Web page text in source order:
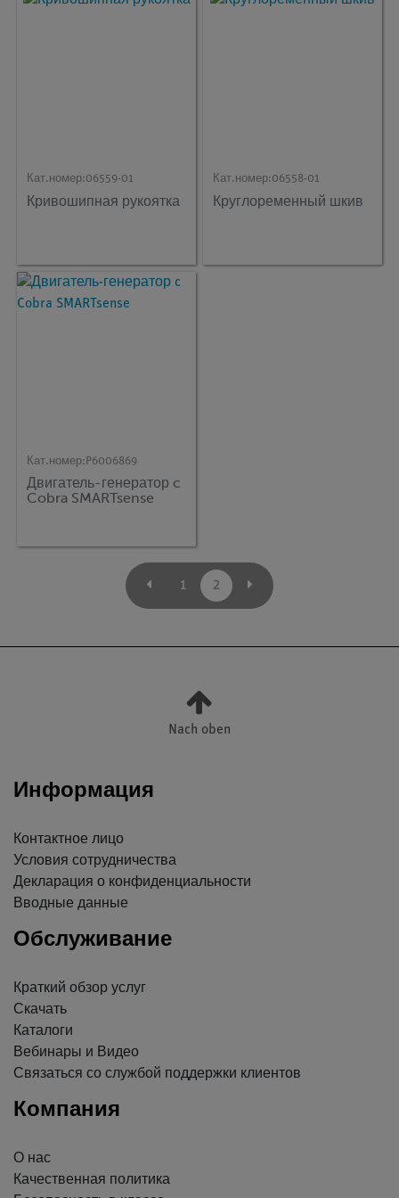
Кат.номер:06559-01
Кривошипная рукоятка
Кат.номер:06558-01
Круглоременный шкив
Кат.номер: P6006869
Двигатель-генератор c
Cobra SMARTsense
1 2
Nach oben
Информация
Контактное лицо
Условия сотрудничества
Декларация о конфиденциальности
Вводные данные
Обслуживание
Краткий обзор услуг
Скачать
Каталоги
Вебинары и Видео
Связаться со службой поддержки клиентов
Компания
О нас
Качественная политика